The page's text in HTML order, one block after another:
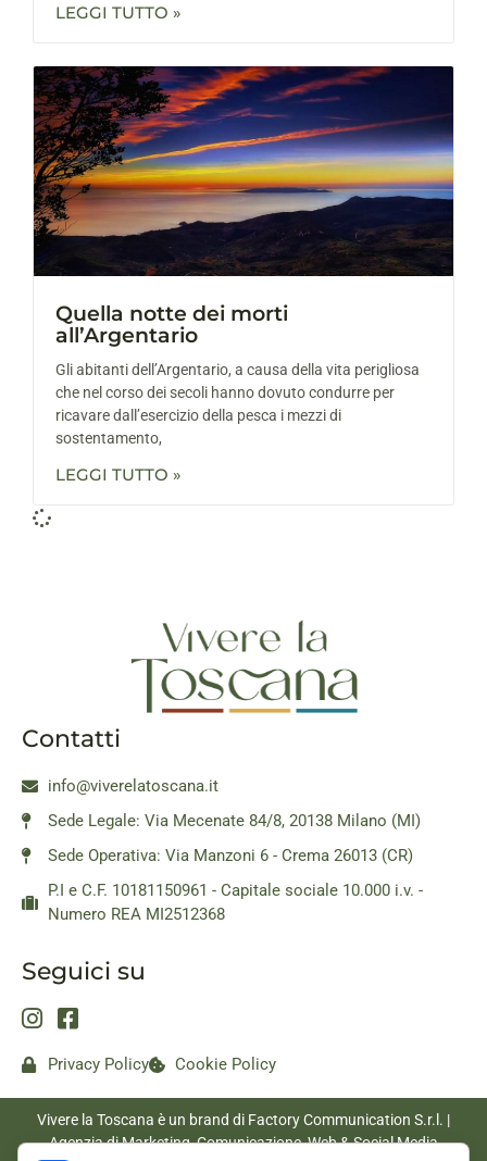
LEGGI TUTTO »
Quella notte dei morti
all’Argentario
Gli abitanti dell’Argentario, a causa della vita perigliosa
che nel corso dei secoli hanno dovuto condurre per
ricavare dall’esercizio della pesca i mezzi di
sostentamento,
LEGGI TUTTO »
Contatti
info@viverelatoscana.it
Sede Legale: Via Mecenate 84/8, 20138 Milano (MI)
Sede Operativa: Via Manzoni 6 - Crema 26013 (CR)
P.I e C.F. 10181150961 - Capitale sociale 10.000 i.v. -
Numero REA MI2512368
Seguici su
Privacy Policy Cookie Policy
Vivere la Toscana è un brand di Factory Communication S.r.l. |
Agenzia di Marketing, Comunicazione, Web & Social Media